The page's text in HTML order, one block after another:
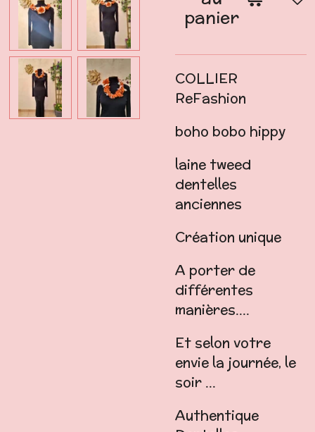
panier
COLLIER
ReFashion
boho bobo hippy
laine tweed
dentelles
anciennes
Création unique
A porter de
différentes
manières....
Et selon votre
envie la journée, le
soir ...
Authentique